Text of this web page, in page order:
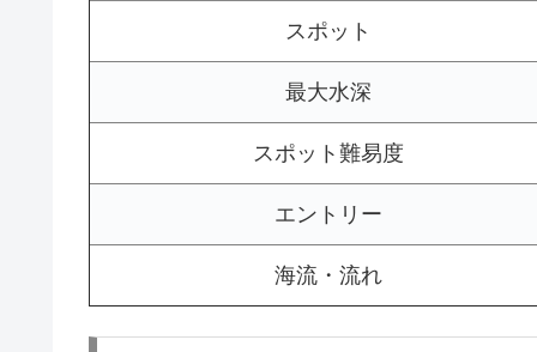
スポット
最大水深
スポット難易度
エントリー
海流・流れ